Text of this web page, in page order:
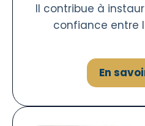
Il contribue à
confiance entre
En